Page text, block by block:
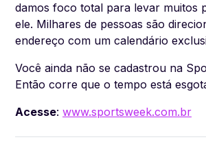
damos foco total para levar muitos
ele. Milhares de pessoas são
endereço com um calendário
Você ainda não se cadastrou na
Então corre que o tempo está
Acesse: www.sportsweek.com.br